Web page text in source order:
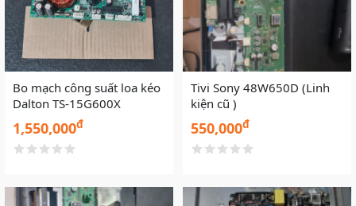
Bo mạch công suất loa kéo
Dalton TS-15G600X
1,550,000đ
Tivi Sony 48W650D (Linh
kiện cũ )
550,000đ